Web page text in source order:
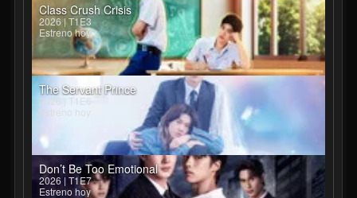
Class Crush Crisis
2026 | T1E3
Estreno hoy
The Servant Prince
2026 | T1E6
Estreno hoy
Don’t Be Too Emotional
2026 | T1E7
Estreno hoy